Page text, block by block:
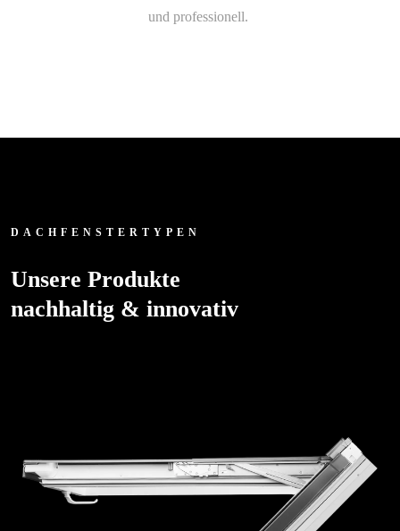
und professionell.
DACHFENSTERTYPEN
Unsere Produkte
nachhaltig & innovativ